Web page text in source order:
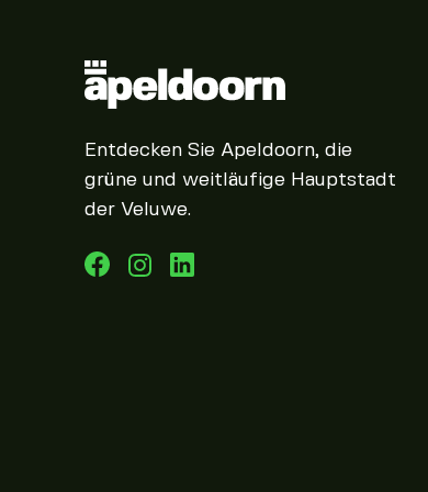
Entdecken Sie Apeldoorn, die
grüne und weitläufige Hauptstadt
der Veluwe.